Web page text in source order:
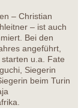
– Christian
– ist auch
Bei den
angeführt,
u.a. Fate
Siegerin
beim Turin